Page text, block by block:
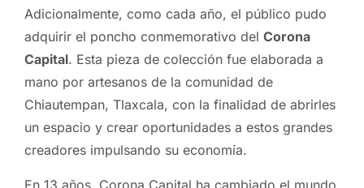
Adicionalmente, como cada año, el público pudo
adquirir el poncho conmemorativo del Corona
Capital. Esta pieza de colección fue elaborada a
mano por artesanos de la comunidad de
Chiautempan, Tlaxcala, con la finalidad de abrirles
un espacio y crear oportunidades a estos grandes
creadores impulsando su economía.
En 13 años, Corona Capital ha cambiado el mundo